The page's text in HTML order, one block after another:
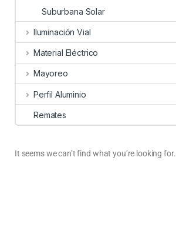
Suburbana Solar
Iluminación Vial
Material Eléctrico
Mayoreo
Perfil Aluminio
Remates
It seems we can’t find what you’re looking for.